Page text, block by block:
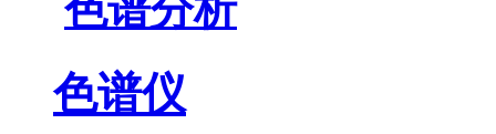
色谱仪